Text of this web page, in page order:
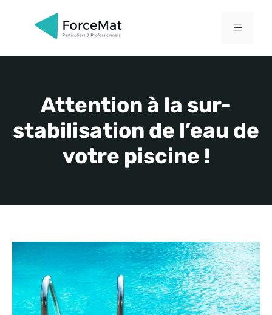
MENU
Attention à la sur-
stabilisation de l’eau de
votre piscine !